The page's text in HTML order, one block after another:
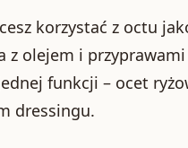
korzystać z octu
z olejem i
funkcji – ocet
dressingu.